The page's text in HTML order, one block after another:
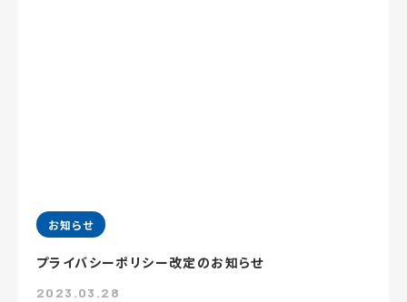
お知らせ
プライバシーポリシー改定のお知らせ
2023.03.28